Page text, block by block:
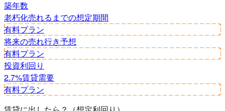
築年数
老朽化売れるまでの想定期間
有料プラン
将来の売れ行き予想
有料プラン
投資利回り
2.7%賃貸需要
有料プラン